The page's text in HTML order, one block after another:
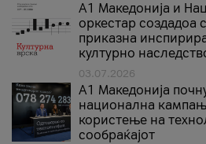
А1 Македонија и
оркестар создадоа
приказна
културно
03.07.2026
A1 Македонија
национална
користење на
сообраќајот